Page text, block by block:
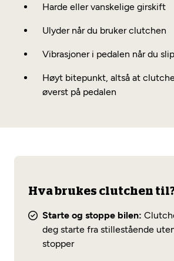
Harde eller vanskelige girskift
Ulyder når du bruker clutchen
Vibrasjoner i pedalen når du
Høyt bitepunkt, altså at
øverst på pedalen
Hva brukes clutchen
Starte og stoppe bilen:
deg starte fra stillestående
stopper